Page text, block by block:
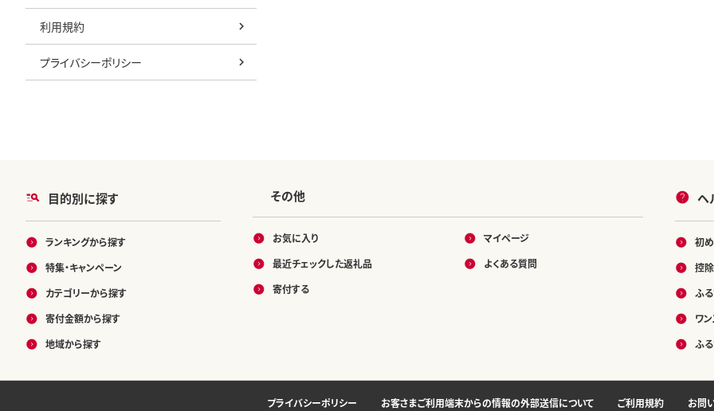
利用規約
プライバシーポリシー
目的別に探す
ランキングから探す
特集・キャンペーン
カテゴリーから探す
寄付金額から探す
地域から探す
その他
お気に入り
最近チェックした返礼品
寄付する
マイページ
よくある質問
ヘ
初
控
ふ
ワ
ふる
プライバシーポリシー お客さまご利用端末からの情報の外部送信について ご利用規約 お問